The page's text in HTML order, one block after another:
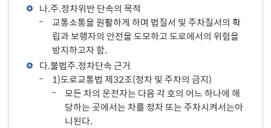
나.주.정차위반 단속의 목적
교통소통을 원활하게 하며 법질서 및 주차질서의 확
립과 보행자의 안전을 도모하고 도로에서의 위험을
방지하고자 함.
다.불법주.정차단속 근거
1)도로교통법 제32조(정차 및 주차의 금지)
모든 차의 운전자는 다음 각 호의 어느 하나에 해
당하는 곳에서는 차를 정차 또는 주차시켜서는아
니된다.